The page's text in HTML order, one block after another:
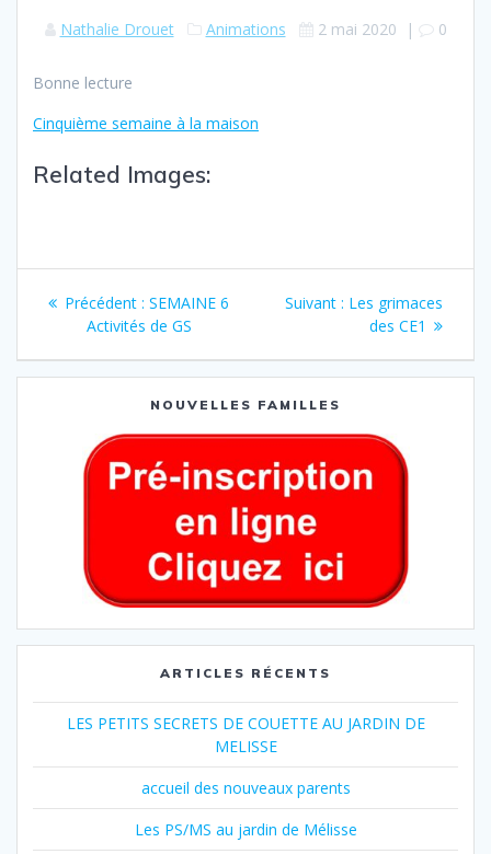
Nathalie Drouet Animations 2 mai 2020 | 0
Bonne lecture
Cinquième semaine à la maison
Related Images:
Précédent : SEMAINE 6
Activités de GS
Suivant : Les grimaces
des CE1
NOUVELLES FAMILLES
ARTICLES RÉCENTS
LES PETITS SECRETS DE COUETTE AU JARDIN DE
MELISSE
accueil des nouveaux parents
Les PS/MS au jardin de Mélisse